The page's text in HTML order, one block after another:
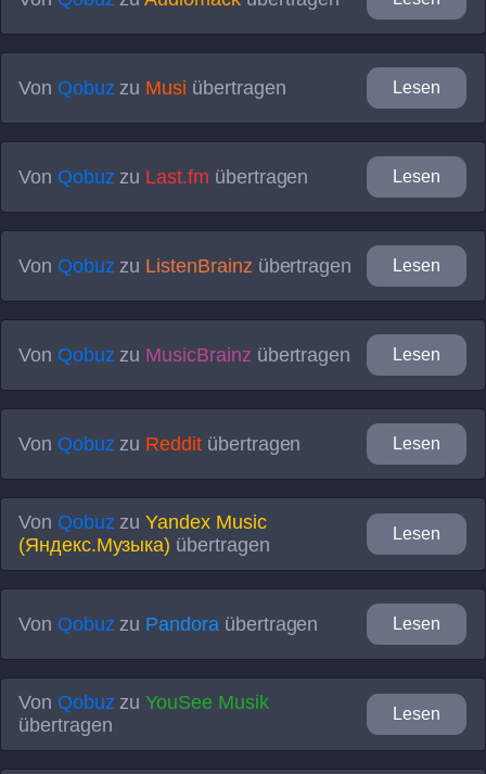
Von Qobuz zu Musi übertragen Lesen
Von Qobuz zu Last.fm übertragen Lesen
Von Qobuz zu ListenBrainz übertragen Lesen
Von Qobuz zu MusicBrainz übertragen Lesen
Von Qobuz zu Reddit übertragen Lesen
Von Qobuz zuYandex Music
(Яндекс.Музыка) übertragen
Lesen
Von Qobuz zu Pandora übertragen Lesen
Von Qobuz zuYouSee Musik
übertragen
Lesen